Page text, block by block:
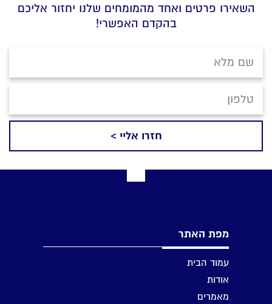
השאירו פרטים ואחד מהמומחים שלנו יחזור אליכם
בהקדם האפשרי!
מפת האתר
עמוד הבית
אודות
מאמרים